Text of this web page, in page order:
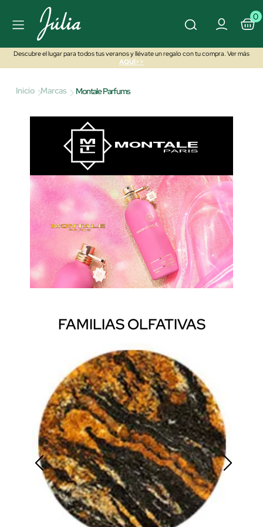
0
Descubre el lugar para todos tus veranos y llévate un regalo con tu compra. Ver más
AQUÍ>>
Inicio Marcas Montale Parfums
FAMILIAS OLFATIVAS